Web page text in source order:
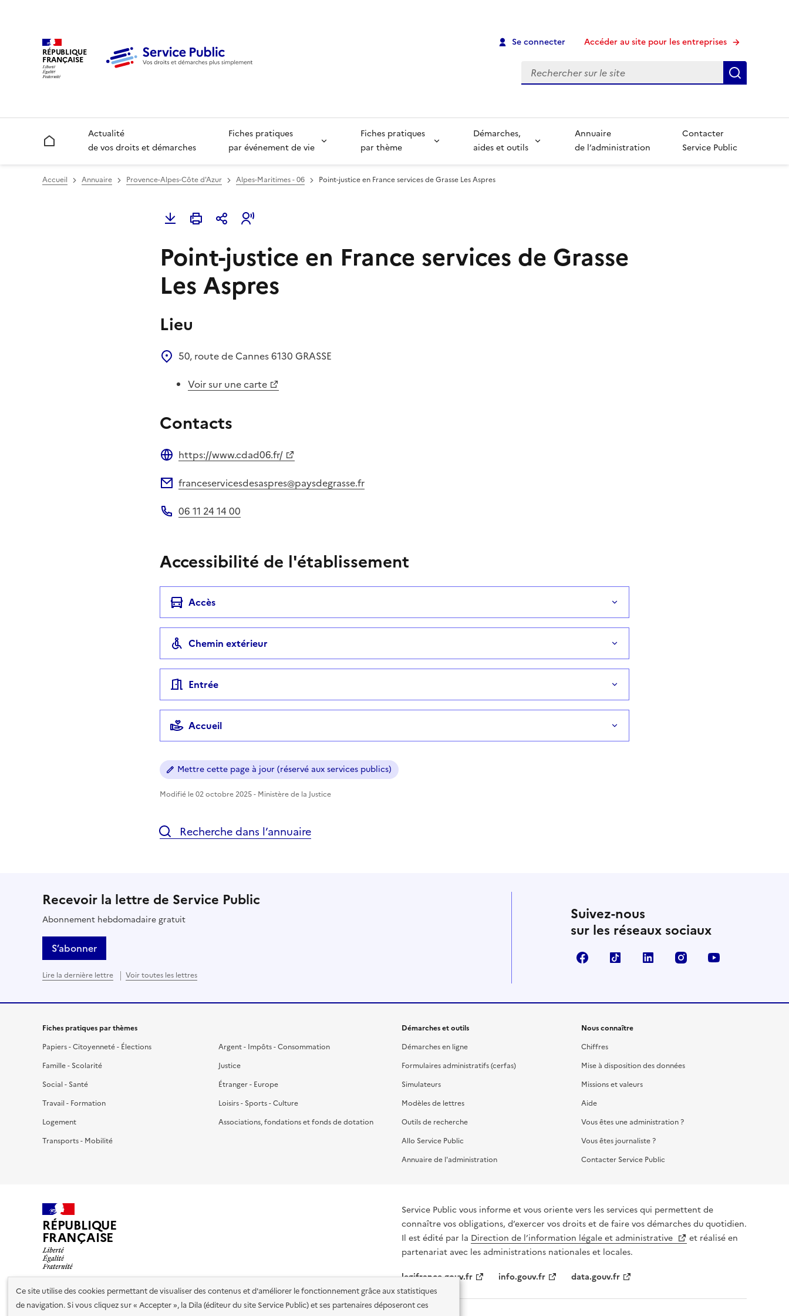
Ce site utilise des cookies permettant de visualiser des contenus et d'améliorer le fonctionnement grâce aux statistiques
de navigation. Si vous cliquez sur « Accepter », la Dila (éditeur du site Service Public) et ses partenaires déposeront ces
RÉPUBLIQUE
FRANÇAISE
Se connecter Accéder au site pour les entreprises
Recherche
Accueil
Actualité
de vos droits et démarches
Fiches pratiques
par événement de vie
Fiches pratiques
par thème
Démarches,
aides et outils
Annuaire
de l’administration
Contacter
Service Public
Accueil Annuaire Provence-Alpes-Côte d'Azur Alpes-Maritimes - 06 Point-justice en France services de Grasse Les Aspres
Point-justice en France services de Grasse
Les Aspres
Lieu
50, route de Cannes6130 GRASSE
Voir sur une carte
Contacts
https://www.cdad06.fr/
franceservicesdesaspres@paysdegrasse.fr
06 11 24 14 00
Accessibilité de l'établissement
Accès
Chemin extérieur
Entrée
Accueil
Mettre cette page à jour (réservé aux services publics)
Modifié le 02 octobre 2025 - Ministère de la Justice
Recherche dans l’annuaire
Recevoir la lettre de Service Public
Abonnement hebdomadaire gratuit
S’abonner
Lire la dernière lettre Voir toutes les lettres
Suivez-nous
sur les réseaux sociaux
FacebookTikTok LinkedIn Instagram
Fiches pratiques par thèmes
Papiers - Citoyenneté - Élections
Famille - Scolarité
Social - Santé
Travail - Formation
Logement
Transports - Mobilité
Argent - Impôts - Consommation
Justice
Étranger - Europe
Loisirs - Sports - Culture
Associations, fondations et fonds de dotation
Démarches et outils
Démarches en ligne
Formulaires administratifs (cerfas)
Simulateurs
Modèles de lettres
Outils de recherche
Allo Service Public
Annuaire de l'administration
Nous connaître
Chiffres
Mise à disposition des données
Missions et valeurs
Aide
Vous êtes une administration ?
Vous êtes journaliste ?
Contacter Service Public
RÉPUBLIQUE
FRANÇAISE
Service Public vous informe et vous oriente vers les services qui permettent de
connaître vos obligations, d’exercer vos droits et de faire vos démarches du quotidien.
Il est édité par la Direction de l’information légale et administrative
et réalisé en
partenariat avec les administrations nationales et locales.
legifrance.gouv.fr
info.gouv.fr data.gouv.fr